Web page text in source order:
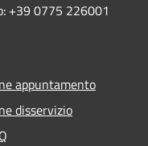
+39 0775 226001
appuntamento
disservizio